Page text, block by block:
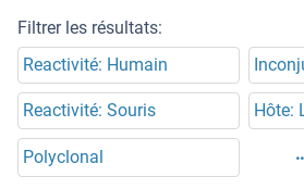
Filtrer les résultats:
Reactivité: Humain
Reactivité: Souris Hôte:
Polyclonal